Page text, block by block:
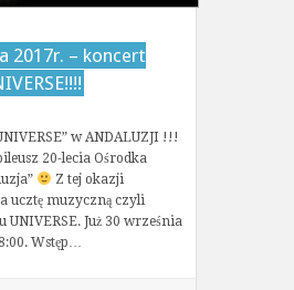
2017r. – koncert
w ANDALUZJI !!!
20-lecia Ośrodka
Z tej okazji
ucztę muzyczną czyli
UNIVERSE. Już 30 września
Wstęp…